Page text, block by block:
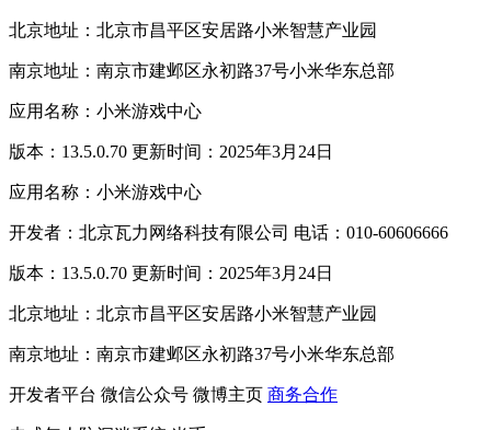
北京地址：北京市昌平区安居路小米智慧产业园
南京地址：南京市建邺区永初路37号小米华东总部
应用名称：小米游戏中心
版本：13.5.0.70 更新时间：2025年3月24日
应用名称：小米游戏中心
开发者：北京瓦力网络科技有限公司 电话：010-60606666
版本：13.5.0.70 更新时间：2025年3月24日
北京地址：北京市昌平区安居路小米智慧产业园
南京地址：南京市建邺区永初路37号小米华东总部
开发者平台 微信公众号 微博主页 商务合作